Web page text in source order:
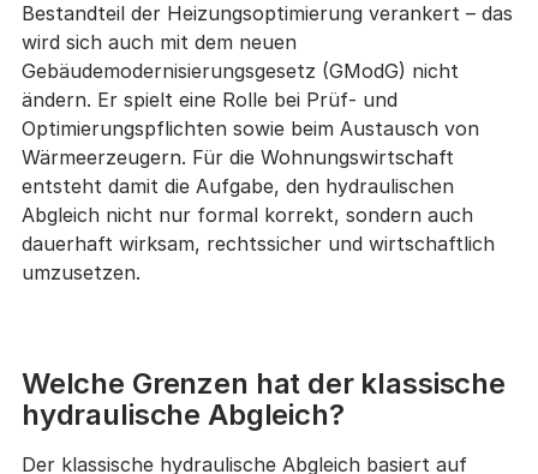
Bestandteil der Heizungsoptimierung verankert – das
wird sich auch mit dem neuen
Gebäudemodernisierungsgesetz (GModG) nicht
ändern. Er spielt eine Rolle bei Prüf- und
Optimierungspflichten sowie beim Austausch von
Wärmeerzeugern. Für die Wohnungswirtschaft
entsteht damit die Aufgabe, den hydraulischen
Abgleich nicht nur formal korrekt, sondern auch
dauerhaft wirksam, rechtssicher und wirtschaftlich
umzusetzen.
Welche Grenzen hat der klassische
hydraulische Abgleich?
Der klassische hydraulische Abgleich basiert auf